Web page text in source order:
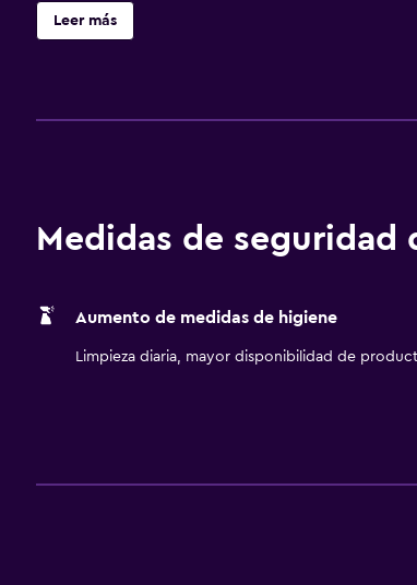
con canales por cable de suscripción. Se
wifi gratis. Los servicios para las personas de
Leer más
Medidas de seguridad
Aumento de medidas de higiene
Limpieza diaria, mayor disponibilidad de